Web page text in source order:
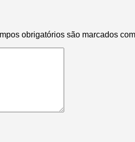
obrigatórios são marcados com